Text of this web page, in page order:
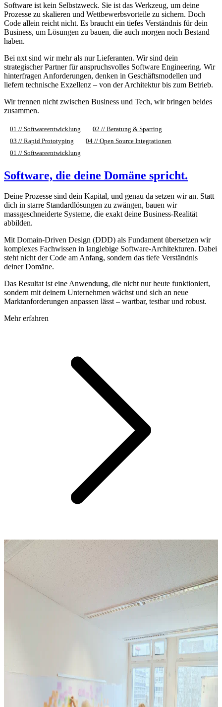
Software ist kein Selbstzweck. Sie ist das Werkzeug, um deine
Prozesse zu skalieren und Wettbewerbsvorteile zu sichern. Doch
Code allein reicht nicht. Es braucht ein tiefes Verständnis für dein
Business, um Lösungen zu bauen, die auch morgen noch Bestand
haben.
Bei nxt sind wir mehr als nur Lieferanten. Wir sind dein
strategischer Partner für anspruchsvolles Software Engineering. Wir
hinterfragen Anforderungen, denken in Geschäftsmodellen und
liefern technische Exzellenz – von der Architektur bis zum Betrieb.
Wir trennen nicht zwischen Business und Tech, wir bringen beides
zusammen.
01 // Softwareentwicklung
02 // Beratung & Sparring
03 // Rapid Prototyping
04 // Open Source Integrationen
01 // Softwareentwicklung
Software, die deine Domäne spricht.
Deine Prozesse sind dein Kapital, und genau da setzen wir an. Statt
dich in starre Standardlösungen zu zwängen, bauen wir
massgeschneiderte Systeme, die exakt deine Business-Realität
abbilden.
Mit Domain-Driven Design (DDD) als Fundament übersetzen wir
komplexes Fachwissen in langlebige Software-Architekturen. Dabei
steht nicht der Code am Anfang, sondern das tiefe Verständnis
deiner Domäne.
Das Resultat ist eine Anwendung, die nicht nur heute funktioniert,
sondern mit deinem Unternehmen wächst und sich an neue
Marktanforderungen anpassen lässt – wartbar, testbar und robust.
Mehr erfahren